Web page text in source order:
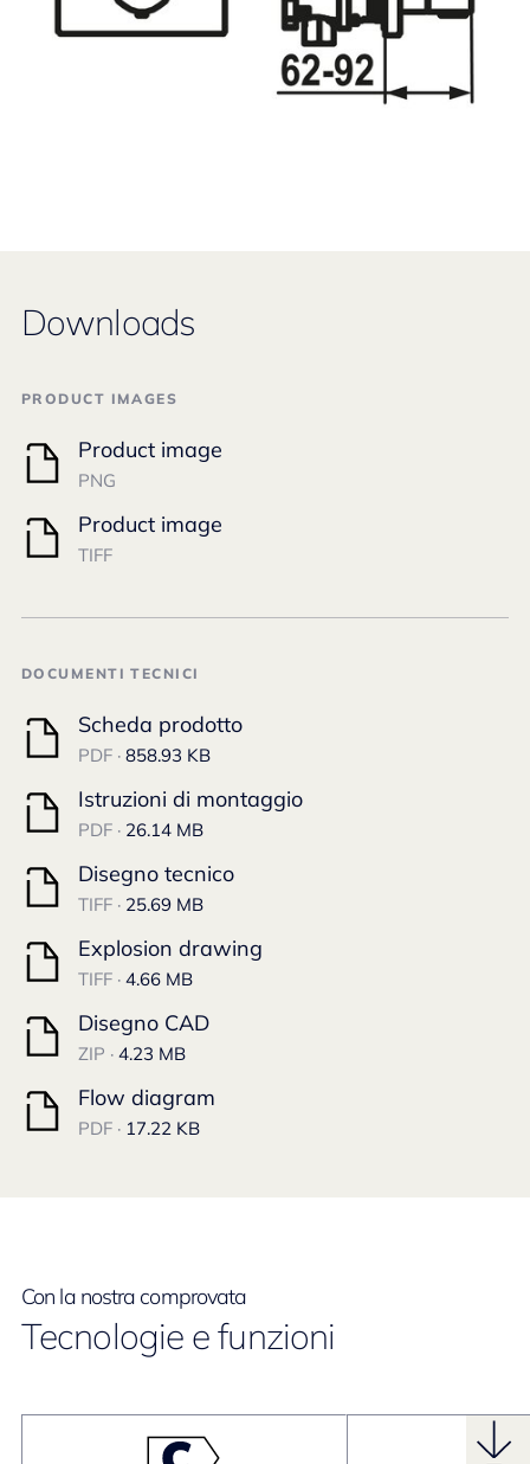
Downloads
PRODUCT IMAGES
Product image
PNG
Product image
TIFF
DOCUMENTI TECNICI
Scheda prodotto
PDF · 858.93 KB
Istruzioni di montaggio
PDF · 26.14 MB
Disegno tecnico
TIFF · 25.69 MB
Explosion drawing
TIFF · 4.66 MB
Disegno CAD
ZIP · 4.23 MB
Flow diagram
PDF · 17.22 KB
Con la nostra comprovata
Tecnologie e funzioni